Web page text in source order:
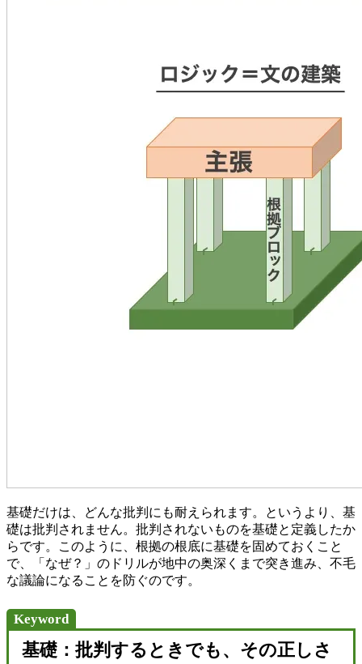
基礎だけは、どんな批判にも耐えられます。というより、基
礎は批判されません。批判されないものを基礎と定義したか
らです。このように、根拠の根底に基礎を固めておくこと
で、「なぜ？」のドリルが地中の奥深くまで突き進み、不毛
な議論になることを防ぐのです。
Keyword
基礎：批判するときでも、その正しさ